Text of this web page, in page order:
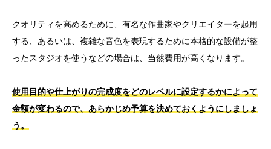
クオリティを高めるために、有名な作曲家やクリエイターを起用
する、あるいは、複雑な音色を表現するために本格的な設備が整
ったスタジオを使うなどの場合は、当然費用が高くなります。
使用目的や仕上がりの完成度をどのレベルに設定するかによって
金額が変わるので、あらかじめ予算を決めておくようにしましょ
う。